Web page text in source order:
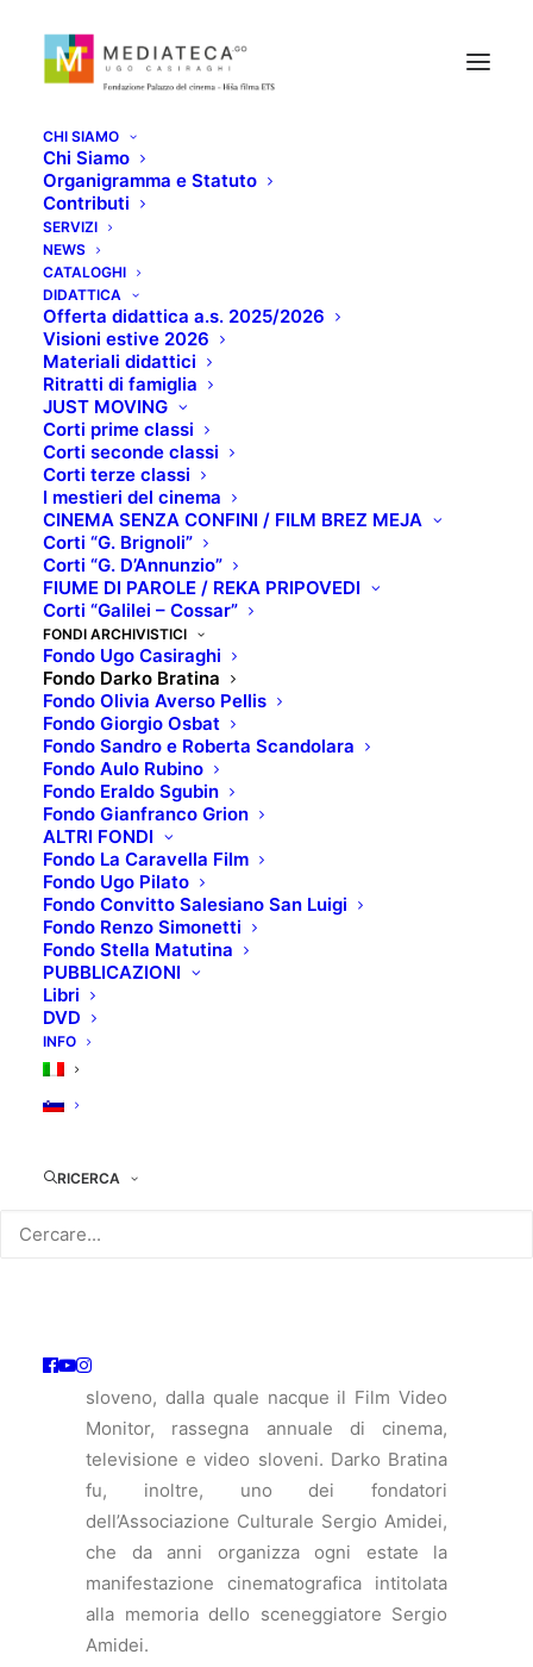
CHI SIAMO
Chi Siamo
Organigramma e Statuto
Contributi
SERVIZI
NEWS
CATALOGHI
DIDATTICA
Offerta didattica a.s. 2025/2026
Visioni estive 2026
Materiali didattici
Ritratti di famiglia
JUST MOVING
Corti prime classi
Corti seconde classi
Corti terze classi
I mestieri del cinema
CINEMA SENZA CONFINI / FILM BREZ MEJA
Corti “G. Brignoli”
Corti “G. D’Annunzio”
FIUME DI PAROLE / REKA PRIPOVEDI
Corti “Galilei – Cossar”
FONDI ARCHIVISTICI
Fondo Ugo Casiraghi
Fondo Darko Bratina
Fondo Olivia Averso Pellis
Fondo Giorgio Osbat
Fondo Sandro e Roberta Scandolara
Fondo Aulo Rubino
Fondo Eraldo Sgubin
Fondo Gianfranco Grion
ALTRI FONDI
Fondo La Caravella Film
Fondo Ugo Pilato
Fondo Convitto Salesiano San Luigi
Fondo Renzo Simonetti
Fondo Stella Matutina
PUBBLICAZIONI
Libri
DVD
INFO
RICERCA
Fondo Darko Bratina
All’Associazione Palazzo del Cinema – Hiša
filma è stato donato un considerevole
numero di volumi e riviste appartenuti a
Darko Bratina, critico cinematografico e
professore di sociologia alla Facoltà di
Scienze politiche dell’Università degli
Studi di Trieste.
Nato a Gorizia nel 1942, Bratina, sin da
ragazzo, si dedicò a una delle sue passioni
più grandi: il cinema.
Durante il periodo universitario collaborò
con vari cineforum, divenne
corrispondente del quotidiano “L’Adige”
dalla Mostra Internazionale d’Arte
“Cineforum”.
Nel 1977, a Gorizia, fondò il circolo
prima retrospettiva in assoluto del cinema
sloveno, dalla quale nacque il Film Video
Monitor, rassegna annuale di cinema,
televisione e video sloveni. Darko Bratina
fu, inoltre, uno dei fondatori
dell’Associazione Culturale Sergio Amidei,
che da anni organizza ogni estate la
manifestazione cinematografica intitolata
alla memoria dello sceneggiatore Sergio
Amidei.